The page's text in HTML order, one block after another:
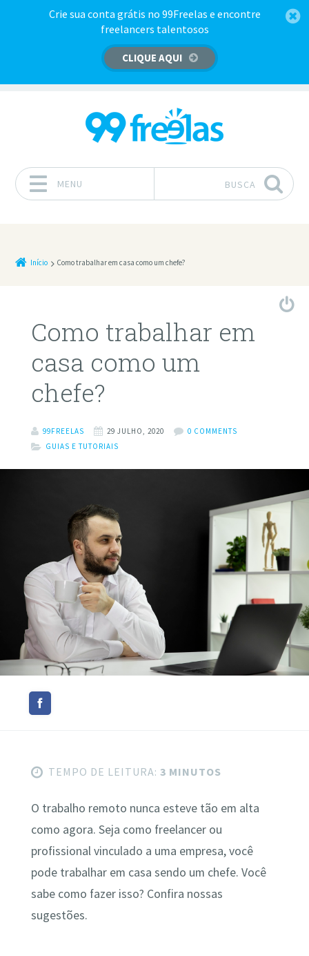
Crie sua conta grátis no 99Freelas e encontre
freelancers talentosos
CLIQUE AQUI
MENU BUSCA
Início Como trabalhar em casa como um chefe?
Como trabalhar em
casa como um
chefe?
99FREELAS 29 JULHO, 2020
0 COMMENTS
GUIAS E TUTORIAIS
TEMPO DE LEITURA: 3 MINUTOS
O trabalho remoto nunca esteve tão em alta
como agora. Seja como freelancer ou
profissional vinculado a uma empresa, você
pode trabalhar em casa sendo um chefe. Você
sabe como fazer isso? Confira nossas
sugestões.